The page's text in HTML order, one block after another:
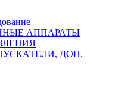
АППАРАТЫ
ДОП.